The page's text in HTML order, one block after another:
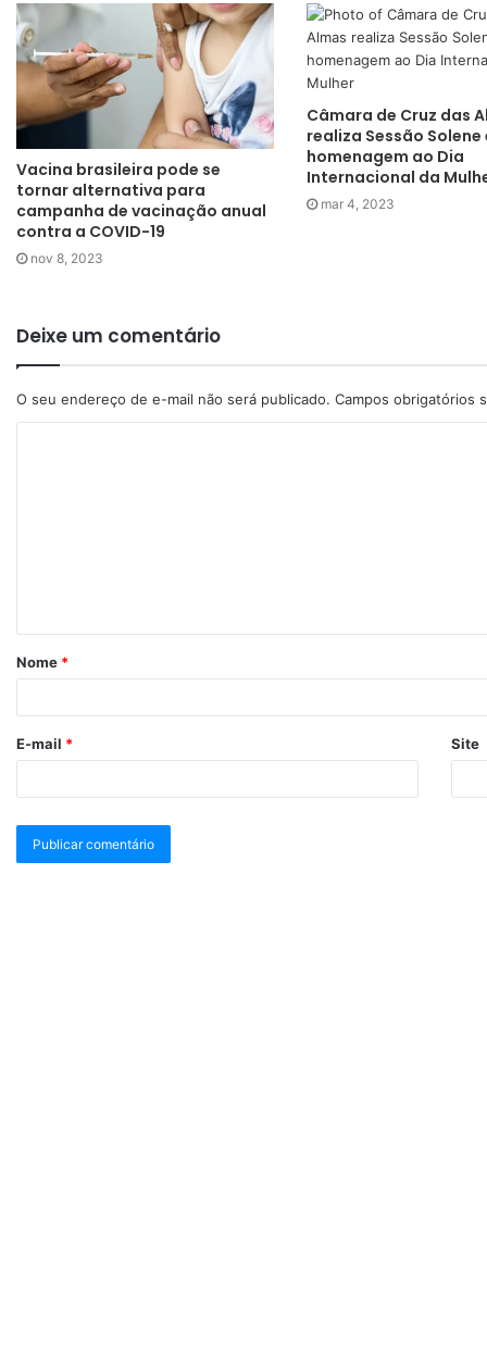
Vacina brasileira pode se
tornar alternativa para
campanha de vacinação anual
contra a COVID-19
nov 8, 2023
Câmara de Cruz das
realiza Sessão Solene
homenagem ao Dia
Internacional da
mar 4, 2023
Deixe um comentário
O seu endereço de e-mail não será publicado. Campos obrigatórios
Nome *
E-mail * Site